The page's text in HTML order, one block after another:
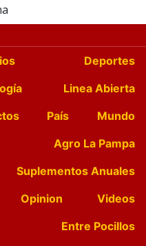
Deportes
Linea Abierta
País
Mundo
Agro La Pampa
Suplementos Anuales
Opinion
Videos
Entre Pocillos